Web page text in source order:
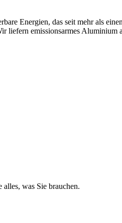
Energien, das seit mehr als
liefern emissionsarmes
was Sie brauchen.